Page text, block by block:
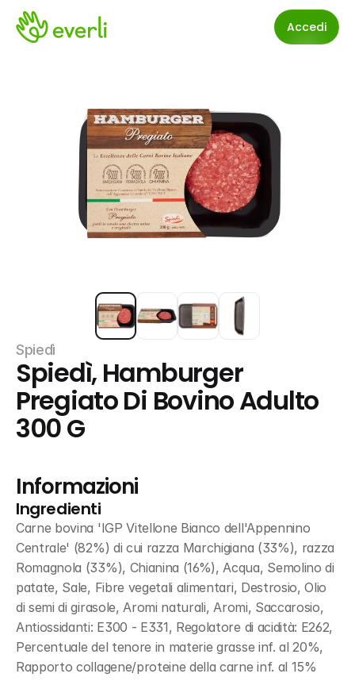
Accedi
Spiedì
Spiedì, Hamburger
Pregiato Di Bovino Adulto
300 G
Informazioni
Ingredienti
Carne bovina 'IGP Vitellone Bianco dell'Appennino
Centrale' (82%) di cui razza Marchigiana (33%), razza
Romagnola (33%), Chianina (16%), Acqua, Semolino di
patate, Sale, Fibre vegetali alimentari, Destrosio, Olio
di semi di girasole, Aromi naturali, Aromi, Saccarosio,
Antiossidanti: E300 - E331, Regolatore di acidità: E262,
Percentuale del tenore in materie grasse inf. al 20%,
Rapporto collagene/proteine della carne inf. al 15%